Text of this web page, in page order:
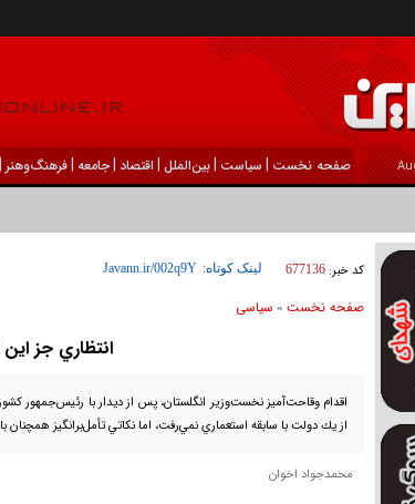
صفحه نخست | سیاست |بين‌الملل | اقتصاد |جامعه |فرهنگ‌و‌هنر |
کد خبر: 677136 لینک کوتاه:
صفحه نخست» سياسی
انتظاري جز
اقدام وقاحت‌آميز نخست‌وزير انگلستان، پس از ديدار با رئيس‌جمهور
از يك دولت با سابقه استعماري نمي‌رفت، اما نكاتي تأمل‌برانگيز همچنان
محمدجواد اخوان